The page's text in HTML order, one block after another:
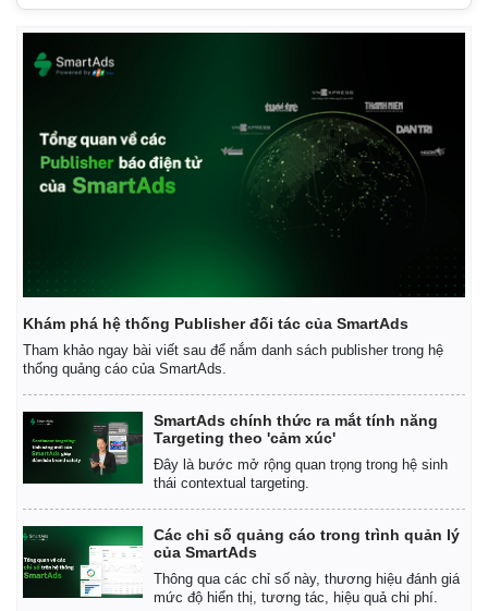
Tỷ giá
Chứng khoán
Khám phá hệ thống Publisher đối tác của SmartAds
Tham khảo ngay bài viết sau để nắm danh sách publisher trong hệ
thống quảng cáo của SmartAds.
SmartAds chính thức ra mắt tính năng
Targeting theo 'cảm xúc'
Đây là bước mở rộng quan trọng trong hệ sinh
thái contextual targeting.
Các chỉ số quảng cáo trong trình quản lý
của SmartAds
Thông qua các chỉ số này, thương hiệu đánh giá
mức độ hiển thị, tương tác, hiệu quả chi phí.